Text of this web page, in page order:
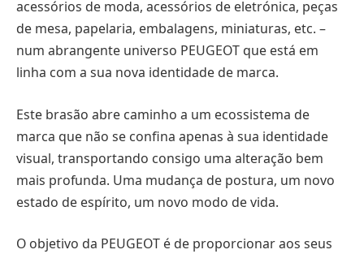
acessórios de moda, acessórios de eletrónica, peças
de mesa, papelaria, embalagens, miniaturas, etc. –
num abrangente universo PEUGEOT que está em
linha com a sua nova identidade de marca.
Este brasão abre caminho a um ecossistema de
marca que não se confina apenas à sua identidade
visual, transportando consigo uma alteração bem
mais profunda. Uma mudança de postura, um novo
estado de espírito, um novo modo de vida.
O objetivo da PEUGEOT é de proporcionar aos seus